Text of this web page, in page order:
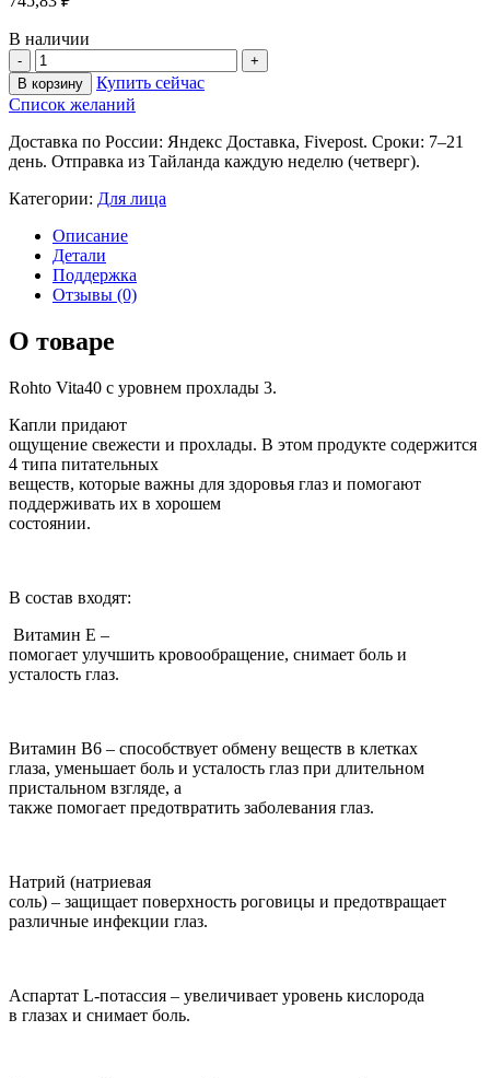
В наличии
В корзину
Купить сейчас
Список желаний
Доставка по России: Яндекс Доставка, Fivepost. Сроки: 7–21
день. Отправка из Тайланда каждую неделю (четверг).
Категории: Для лица
Описание
Детали
Поддержка
Отзывы (0)
О товаре
Rohto Vita40 с уровнем прохлады 3.
Капли придают
ощущение свежести и прохлады. В этом продукте содержится
4 типа питательных
веществ, которые важны для здоровья глаз и помогают
поддерживать их в хорошем
состоянии.
В состав входят:
Витамин Е –
помогает улучшить кровообращение, снимает боль и
усталость глаз.
Витамин B6 – способствует обмену веществ в клетках
глаза, уменьшает боль и усталость глаз при длительном
пристальном взгляде, а
также помогает предотвратить заболевания глаз.
Натрий (натриевая
соль) – защищает поверхность роговицы и предотвращает
различные инфекции глаз.
Аспартат L-потассия – увеличивает уровень кислорода
в глазах и снимает боль.